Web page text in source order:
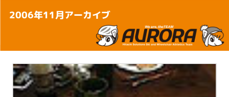
本
2006年11月アーカイブ